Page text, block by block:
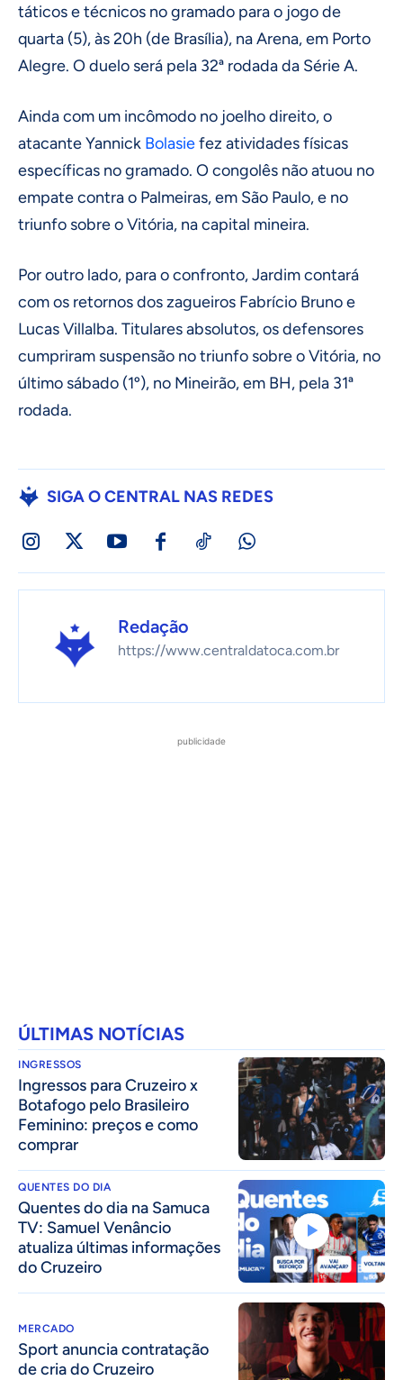
táticos e técnicos no gramado para o jogo de
quarta (5), às 20h (de Brasília), na Arena, em Porto
Alegre. O duelo será pela 32ª rodada da Série A.
Ainda com um incômodo no joelho direito, o
atacante Yannick Bolasiefez atividades físicas
específicas no gramado. O congolês não atuou no
empate contra o Palmeiras, em São Paulo, e no
triunfo sobre o Vitória, na capital mineira.
Por outro lado, para o confronto, Jardim contará
com os retornos dos zagueiros Fabrício Bruno e
Lucas Villalba. Titulares absolutos, os defensores
cumpriram suspensão no triunfo sobre o Vitória, no
último sábado (1º), no Mineirão, em BH, pela 31ª
rodada.
SIGA O CENTRAL NAS REDES
Redação
https://www.centraldatoca.com.br
publicidade
ÚLTIMAS NOTÍCIAS
INGRESSOS
Ingressos para Cruzeiro x
Botafogo pelo Brasileiro
Feminino: preços e como
comprar
QUENTES DO DIA
Quentes do dia na Samuca
TV: Samuel Venâncio
atualiza últimas informações
do Cruzeiro
MERCADO
Sport anuncia contratação
de cria do Cruzeiro